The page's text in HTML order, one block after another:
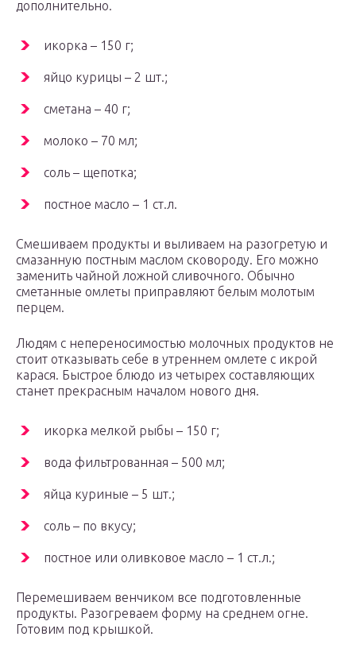
дополнительно.
икорка – 150 г;
яйцо курицы – 2 шт.;
сметана – 40 г;
молоко – 70 мл;
соль – щепотка;
постное масло – 1 ст.л.
Смешиваем продукты и выливаем на разогретую и
смазанную постным маслом сковороду. Его можно
заменить чайной ложной сливочного. Обычно
сметанные омлеты приправляют белым молотым
перцем.
Людям с непереносимостью молочных продуктов не
стоит отказывать себе в утреннем омлете с икрой
карася. Быстрое блюдо из четырех составляющих
станет прекрасным началом нового дня.
икорка мелкой рыбы – 150 г;
вода фильтрованная – 500 мл;
яйца куриные – 5 шт.;
соль – по вкусу;
постное или оливковое масло – 1 ст.л.;
Перемешиваем венчиком все подготовленные
продукты. Разогреваем форму на среднем огне.
Готовим под крышкой.